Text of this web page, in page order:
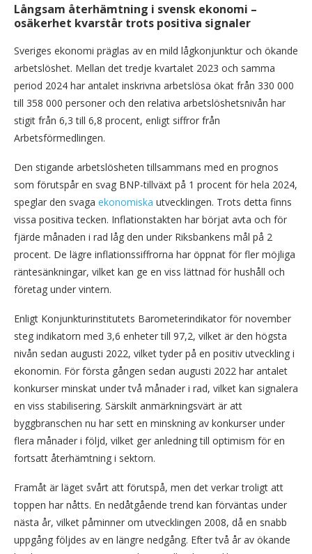
Långsam återhämtning i svensk ekonomi –
osäkerhet kvarstår trots positiva signaler
Sveriges ekonomi präglas av en mild lågkonjunktur och ökande
arbetslöshet. Mellan det tredje kvartalet 2023 och samma
period 2024 har antalet inskrivna arbetslösa ökat från 330 000
till 358 000 personer och den relativa arbetslöshetsnivån har
stigit från 6,3 till 6,8 procent, enligt siffror från
Arbetsförmedlingen.
Den stigande arbetslösheten tillsammans med en prognos
som förutspår en svag BNP-tillväxt på 1 procent för hela 2024,
speglar den svaga ekonomiska utvecklingen. Trots detta finns
vissa positiva tecken. Inflationstakten har börjat avta och för
fjärde månaden i rad låg den under Riksbankens mål på 2
procent. De lägre inflationssiffrorna har öppnat för fler möjliga
räntesänkningar, vilket kan ge en viss lättnad för hushåll och
företag under vintern.
Enligt Konjunkturinstitutets Barometerindikator för november
steg indikatorn med 3,6 enheter till 97,2, vilket är den högsta
nivån sedan augusti 2022, vilket tyder på en positiv utveckling i
ekonomin. För första gången sedan augusti 2022 har antalet
konkurser minskat under två månader i rad, vilket kan signalera
en viss stabilisering. Särskilt anmärkningsvärt är att
byggbranschen nu har sett en minskning av konkurser under
flera månader i följd, vilket ger anledning till optimism för en
fortsatt återhämtning i sektorn.
Framåt är läget svårt att förutspå, men det verkar troligt att
toppen har nåtts. En nedåtgående trend kan förväntas under
nästa år, vilket påminner om utvecklingen 2008, då en snabb
uppgång följdes av en längre nedgång. Efter två år av ökande